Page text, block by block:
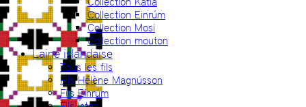
Collection Einrúm
Collection Mosi
Collection mouton
Laine islandaise
Tous les fils
Fils Hélène Magnússon
Fils Einrúm